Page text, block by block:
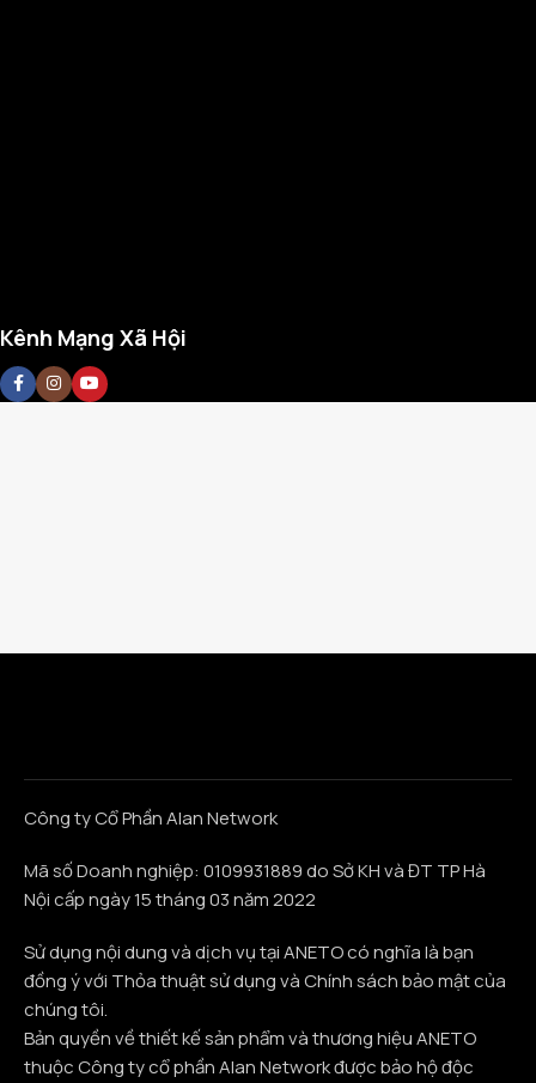
Kênh Mạng Xã Hội
Công ty Cổ Phần Alan Network
Mã số Doanh nghiệp: 0109931889 do Sở KH và ĐT TP Hà
Nội cấp ngày 15 tháng 03 năm 2022
Sử dụng nội dung và dịch vụ tại ANETO có nghĩa là bạn
đồng ý với Thỏa thuật sử dụng và Chính sách bảo mật của
chúng tôi.
Bản quyền về thiết kế sản phẩm và thương hiệu ANETO
thuộc Công ty cổ phần Alan Network được bảo hộ độc